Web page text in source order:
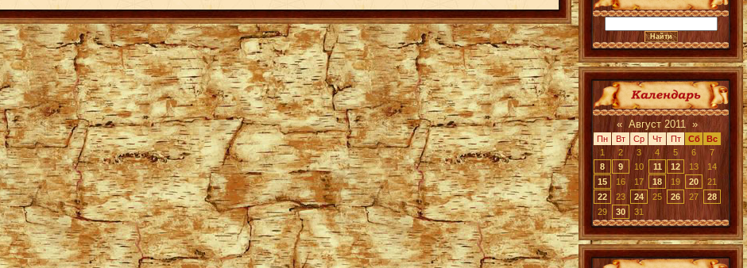
« Август 2011 »
Пн Вт Ср Чт Пт Сб
Вс
1
2 3 4 5 6
7
8
9 10 11 12 13
14
15
16 17 18 19 20
21
22
23 24 25 26 27
28
29
30 31